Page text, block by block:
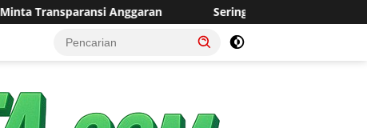
Sering Dilanda Genangan, Desa Sukaraja Usulkan